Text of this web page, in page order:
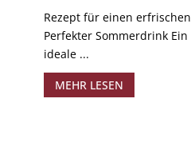
Rezept für einen
Perfekter Sommerdrink
ideale ...
MEHR LESEN